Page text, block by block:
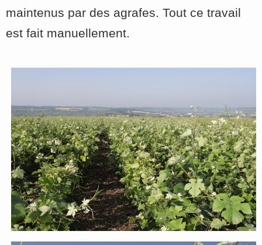
maintenus par des agrafes. Tout ce travail
est fait manuellement.